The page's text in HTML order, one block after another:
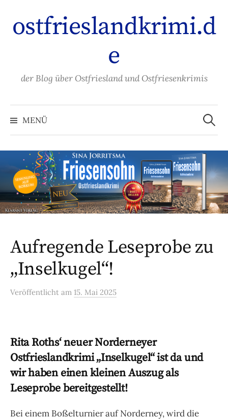
Inhalt
überspringen
ostfrieslandkrimi.d
e
der Blog über Ostfriesland und Ostfriesenkrimis
MENÜ
Suchen
nach:
Aufregende Leseprobe zu
„Inselkugel“!
Veröffentlicht am 15. Mai 2025
Rita Roths‘ neuer Norderneyer
Ostfrieslandkrimi „Inselkugel“ ist da und
wir haben einen kleinen Auszug als
Leseprobe bereitgestellt!
Bei einem Boßelturnier auf Norderney, wird die